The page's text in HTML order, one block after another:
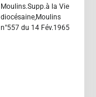
Moulins.Supp.à la Vie
diocésaine,Moulins
n°557 du 14 Fév.1965